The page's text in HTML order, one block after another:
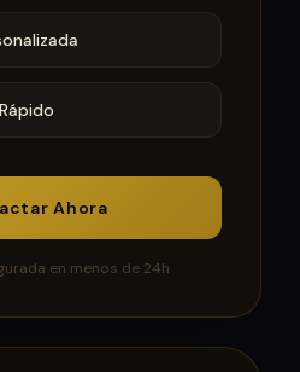
Ahora
en menos de 24h